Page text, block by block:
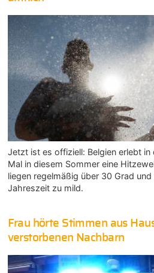
Jetzt ist es offiziell: Belgien erlebt in
Mal in diesem Sommer eine
liegen regelmäßig über 30 Grad
Jahreszeit zu mild.
Frau hörte Stimmen aus
verstorbenen Nachbarn